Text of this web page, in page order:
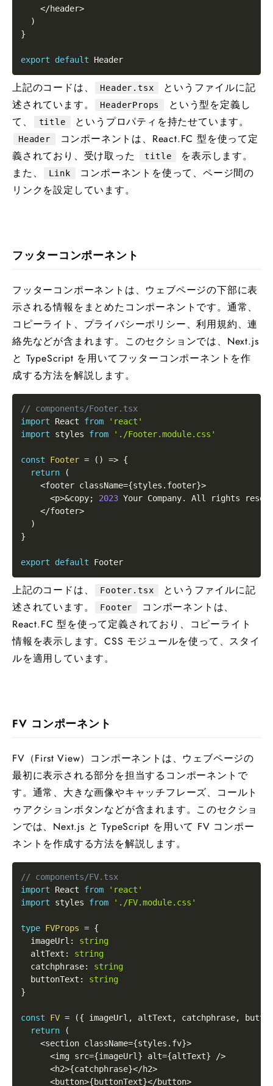
</header>
)
}
export default
上記のコードは、 Header.tsx
というファイルに記
述されています。
HeaderProps
という型を定義し
て、
title というプロパティを持たせています。
Header
コンポーネントは、React.FC 型を使って定
義されており、受け取った
title
を表示します。
また、
Link
コンポーネントを使って、ページ間の
リンクを設定しています。
フッターコンポーネント
フッターコンポーネントは、ウェブページの下部に表
示される情報をまとめたコンポーネントです。通常、
コピーライト、プライバシーポリシー、利用規約、連
絡先などが含まれます。このセクションでは、Next.js
と TypeScript を用いてフッターコンポーネントを作
成する方法を解説します。
// components/Footer.tsx
import React from
'react'
import styles from './Footer.module.css'
const Footer = ( ) => {
return
(
<footer className={styles . footer}>
<p>&copy; 2023 Your Company.
All rights
</footer>
)
}
export default
上記のコードは、 Footer.tsx
というファイルに記
述されています。
Footer
コンポーネントは、
React.FC 型を使って定義されており、コピーライト
情報を表示します。CSS モジュールを使って、スタイ
ルを適用しています。
FV コンポーネント
FV（First View）コンポーネントは、ウェブページの
最初に表示される部分を担当するコンポーネントで
す。通常、大きな画像やキャッチフレーズ、コールト
ゥアクションボタンなどが含まれます。このセクショ
ンでは、Next.js と TypeScript を用いて FV コンポー
ネントを作成する方法を解説します。
// components/FV.tsx
import React from
'react'
import styles from './FV.module.css'
type FVProps = {
  imageUrl
:
string
  altText
:
string
  catchphrase
:
string
  buttonText
:
string
}
const FV = ({ imageUrl , altText , catchphrase,
return
(
<section className={styles . fv}>
<img src={imageUrl } alt={altText} />
<h2>{catchphrase}</h2>
<button>{buttonText}</button>